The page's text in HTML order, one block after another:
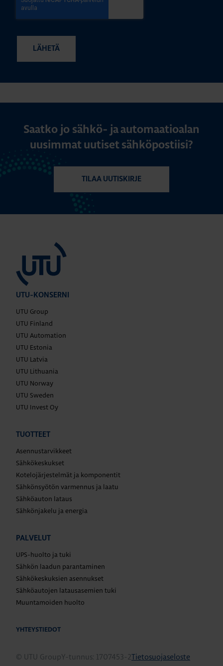
Saatko jo sähkö- ja automaatioalan
uusimmat uutiset sähköpostiisi?
TILAA UUTISKIRJE
UTU-KONSERNI
UTU Group
UTU Finland
UTU Automation
UTU Estonia
UTU Latvia
UTU Lithuania
UTU Norway
UTU Sweden
UTU Invest Oy
TUOTTEET
Asennustarvikkeet
Sähkökeskukset
Kotelojärjestelmät ja komponentit
Sähkönsyötön varmennus ja laatu
Sähköauton lataus
Sähkönjakelu ja energia
PALVELUT
UPS-huolto ja tuki
Sähkön laadun parantaminen
Sähkökeskuksien asennukset
Sähköautojen latausasemien tuki
Muuntamoiden huolto
YHTEYSTIEDOT
© UTU GroupY-tunnus: 1707453-2Tietosuojaseloste